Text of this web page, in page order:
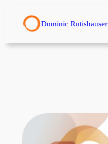
Inhalt
Dominic Rutishauser